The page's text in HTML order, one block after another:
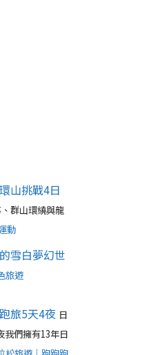
山挑戰4日
群山環繞與龍
動
雪白夢幻世
旅遊
旅5天4夜 日
我們擁有13年日